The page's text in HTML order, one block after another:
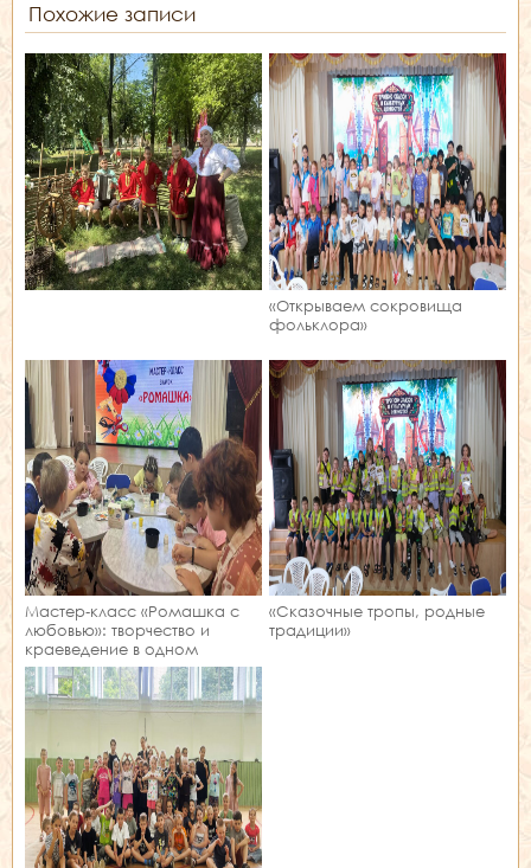
Похожие записи
«Открываем сокровища
фольклора»
Мастер‑класс «Ромашка с
любовью»: творчество и
краеведение в одном
занятии!
«Сказочные тропы, родные
традиции»